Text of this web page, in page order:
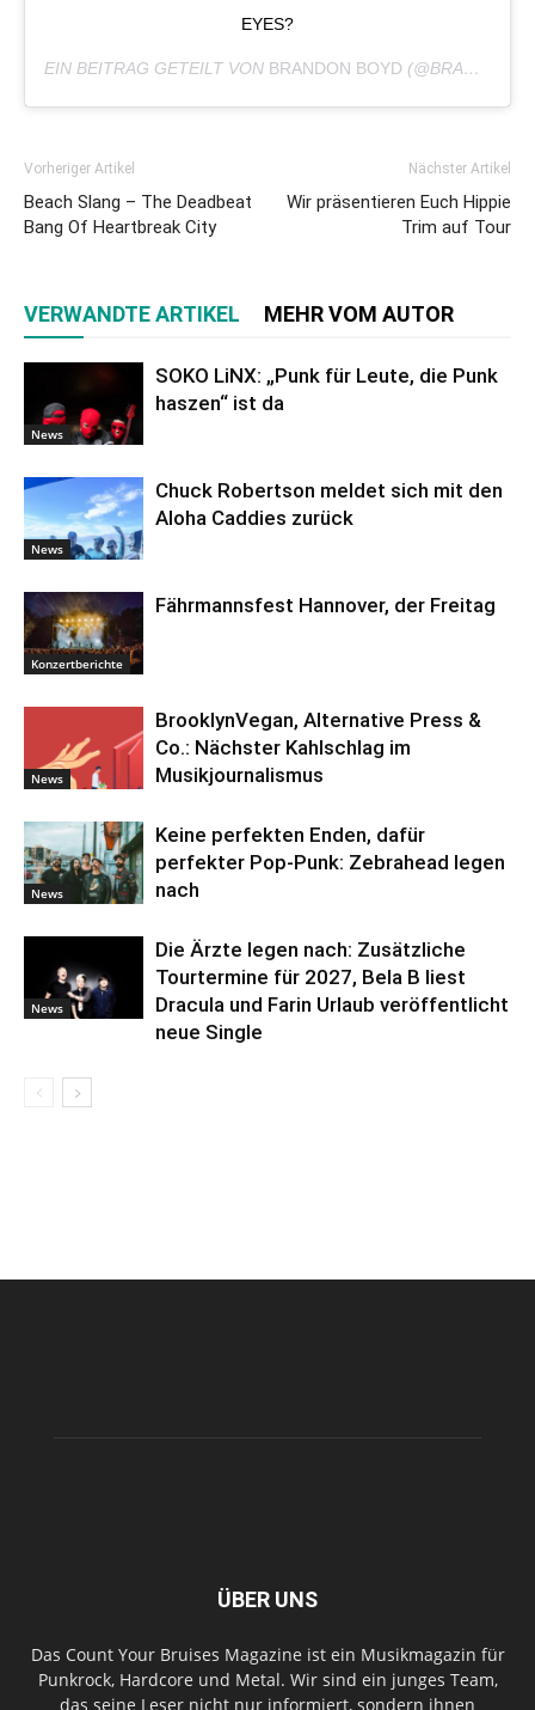
EYES?
EIN BEITRAG GETEILT VON BRANDON BOYD (@BRANDONBOYD) AM
Vorheriger Artikel
Beach Slang – The Deadbeat
Bang Of Heartbreak City
Nächster Artikel
Wir präsentieren Euch Hippie
Trim auf Tour
VERWANDTE ARTIKEL MEHR VOM AUTOR
News
SOKO LiNX: „Punk für Leute, die Punk
haszen“ ist da
News
Chuck Robertson meldet sich mit den
Aloha Caddies zurück
Konzertberichte
Fährmannsfest Hannover, der Freitag
News
BrooklynVegan, Alternative Press &
Co.: Nächster Kahlschlag im
Musikjournalismus
News
Keine perfekten Enden, dafür
perfekter Pop-Punk: Zebrahead legen
nach
News
Die Ärzte legen nach: Zusätzliche
Tourtermine für 2027, Bela B liest
Dracula und Farin Urlaub veröffentlicht
neue Single
ÜBER UNS
Das Count Your Bruises Magazine ist ein Musikmagazin für
Punkrock, Hardcore und Metal. Wir sind ein junges Team,
das seine Leser nicht nur informiert, sondern ihnen